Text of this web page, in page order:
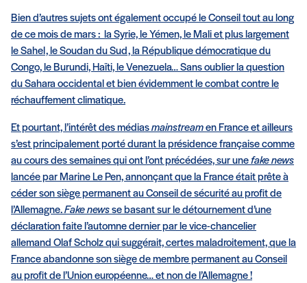
Bien d’autres sujets ont également occupé le Conseil tout au long
de ce mois de mars : la Syrie, le Yémen, le Mali et plus largement
le Sahel, le Soudan du Sud, la République démocratique du
Congo, le Burundi, Haïti, le Venezuela… Sans oublier la question
du Sahara occidental et bien évidemment le combat contre le
réchauffement climatique.
Et pourtant, l’intérêt des médiasmainstreamen France et ailleurs
s’est principalement porté durant la présidence française comme
au cours des semaines qui ont l’ont précédées, sur unefake news
lancée par Marine Le Pen, annonçant que la France était prête à
céder son siège permanent au Conseil de sécurité au profit de
l’Allemagne.Fake newsse basant sur le détournement d’une
déclaration faite l’automne dernier par le vice-chancelier
allemand Olaf Scholz qui suggérait, certes maladroitement, que la
France abandonne son siège de membre permanent au Conseil
au profit de l’Union européenne… et non de l’Allemagne !